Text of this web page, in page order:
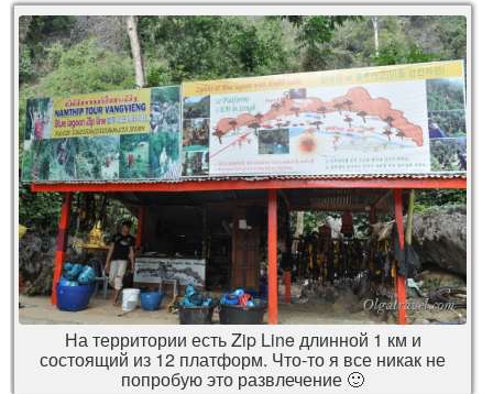
На территории есть Zip Line длинной 1 км и
состоящий из 12 платформ. Что-то я все никак не
попробую это развлечение 🙂